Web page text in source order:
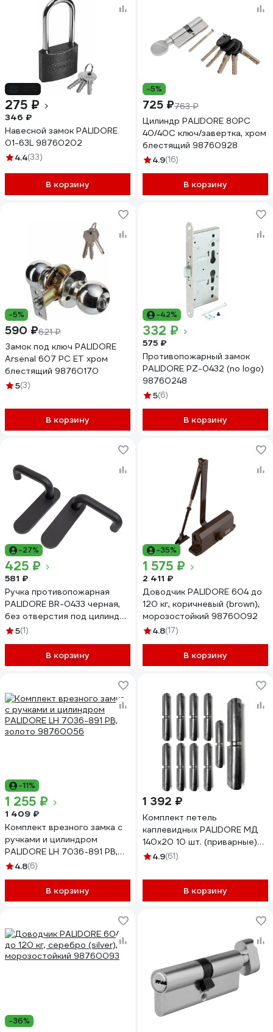
275 ₽
346 ₽
Навесной замок PALIDORE
01-63L 98760202
4.4(33)
В корзину
-5%
725 ₽763 ₽
Цилиндр PALIDORE 80PC
40/40С ключ/завертка, хром
блестящий 98760928
4.9(16)
В корзину
-5%
590 ₽621 ₽
Замок под ключ PALIDORE
Arsenal 607 PC ET хром
блестящий 98760170
5(3)
В корзину
-42%
332 ₽
575 ₽
Противопожарный замок
PALIDORE PZ-0432 (no logo)
98760248
5(6)
В корзину
-27%
425 ₽
581 ₽
Ручка противопожарная
PALIDORE BR-0433 черная,
без отверстия под цилиндр
98761545
5(1)
В корзину
-35%
1 575 ₽
2 411 ₽
Доводчик PALIDORE 604 до
120 кг, коричневый (brown),
морозостойкий 98760092
4.8(17)
В корзину
-11%
1 255 ₽
1 409 ₽
Комплект врезного замка с
ручками и цилиндром
PALIDORE LH 7036-891 PB,
золото 98760056
4.8(6)
В корзину
1 392 ₽
Комплект петель
каплевидных PALIDORE МД
140х20 10 шт. (приварные)
98760416-10
4.9(61)
В корзину
-36%